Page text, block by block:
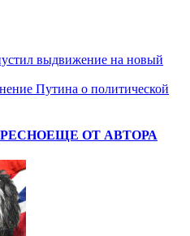
выдвижение на новый
Путина о политической
ЕЩЕ ОТ АВТОРА